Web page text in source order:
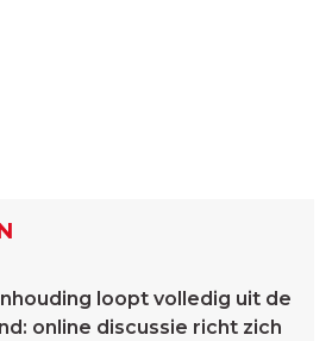
loopt volledig uit de
online discussie richt zich